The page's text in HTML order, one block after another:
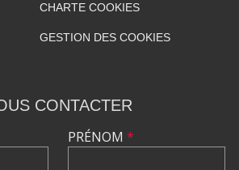
CHARTE COOKIES
GESTION DES COOKIES
CONTACTER
PRÉNOM *